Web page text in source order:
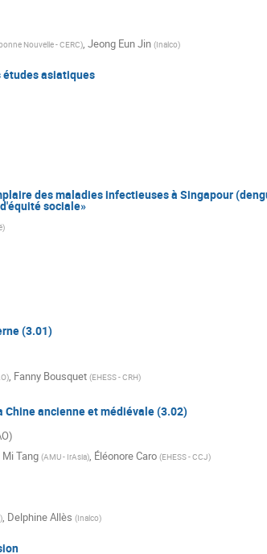
Nouvelle - CERC) Jeong Eun Jin (Inalco)
asiatiques
des maladies infectieuses à Singapour
sociale»
)
(3.01)
), Fanny Bousquet (EHESS - CRH)
ancienne et médiévale (3.02)
Mi Tang (AMU - IrAsia), Éléonore Caro (EHESS - CCJ)
), Delphine Allès (Inalco)